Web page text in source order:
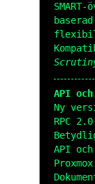
API
Ny
RPC
API